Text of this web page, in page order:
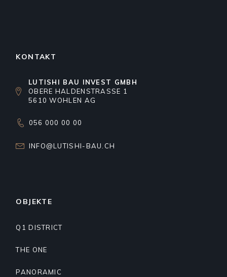
KONTAKT
LUTISHI BAU INVEST GMBH
OBERE HALDENSTRASSE 1
5610 WOHLEN AG
056 000 00 00
INFO@LUTISHI-BAU.CH
OBJEKTE
Q1 DISTRICT
THE ONE
PANORAMIC